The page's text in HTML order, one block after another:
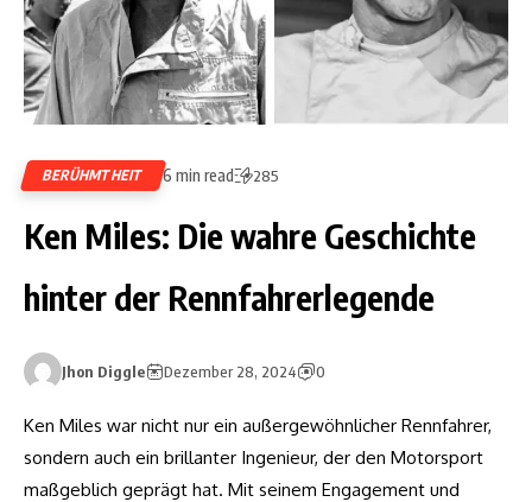
BERÜHMTHEIT 6 min read 285
Ken Miles: Die wahre Geschichte
hinter der Rennfahrerlegende
Jhon Diggle Dezember 28, 2024 0
Ken Miles war nicht nur ein außergewöhnlicher Rennfahrer,
sondern auch ein brillanter Ingenieur, der den Motorsport
maßgeblich geprägt hat. Mit seinem Engagement und